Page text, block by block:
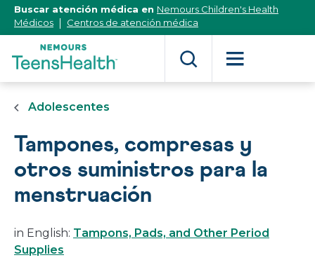
[Skip
Content]
Buscar atención médica en Nemours Children's Health
Médicos
Centros de atención médica
Adolescentes
Tampones, compresas y
otros suministros para la
menstruación
in English: Tampons, Pads, and Other Period
Supplies